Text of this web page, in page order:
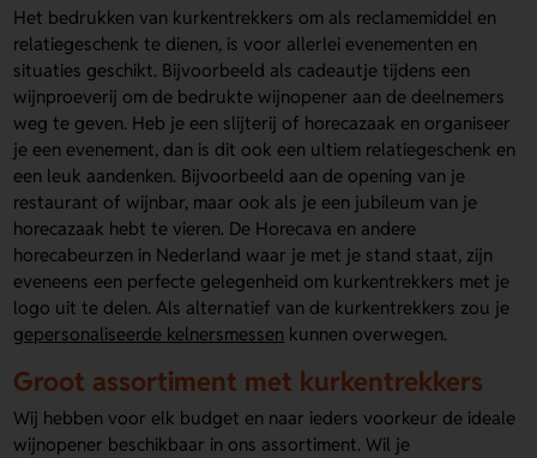
Het bedrukken van kurkentrekkers om als reclamemiddel en
relatiegeschenk te dienen, is voor allerlei evenementen en
situaties geschikt. Bijvoorbeeld als cadeautje tijdens een
wijnproeverij om de bedrukte wijnopener aan de deelnemers
weg te geven. Heb je een slijterij of horecazaak en organiseer
je een evenement, dan is dit ook een ultiem relatiegeschenk en
een leuk aandenken. Bijvoorbeeld aan de opening van je
restaurant of wijnbar, maar ook als je een jubileum van je
horecazaak hebt te vieren. De Horecava en andere
horecabeurzen in Nederland waar je met je stand staat, zijn
eveneens een perfecte gelegenheid om kurkentrekkers met je
logo uit te delen. Als alternatief van de kurkentrekkers zou je
gepersonaliseerde kelnersmessen kunnen overwegen.
Groot assortiment met kurkentrekkers
Wij hebben voor elk budget en naar ieders voorkeur de ideale
wijnopener beschikbaar in ons assortiment. Wil je